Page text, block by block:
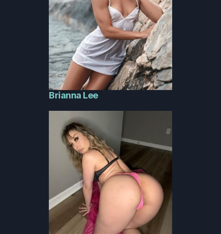
Brianna Lee